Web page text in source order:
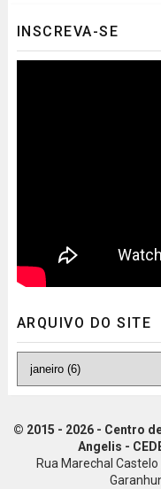
INSCREVA-SE
ARQUIVO DO SITE
© 2015 - 2026 - Centro
Angelis -
Rua Marechal